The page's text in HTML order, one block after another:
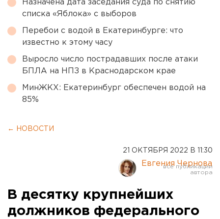
Назначена дата заседания суда по снятию
списка «Яблока» с выборов
Перебои с водой в Екатеринбурге: что
известно к этому часу
Выросло число пострадавших после атаки
БПЛА на НПЗ в Краснодарском крае
МинЖКХ: Екатеринбург обеспечен водой на
85%
← НОВОСТИ
21 ОКТЯБРЯ 2022 В 11:30
Евгения Чернова
В десятку крупнейших
должников федерального